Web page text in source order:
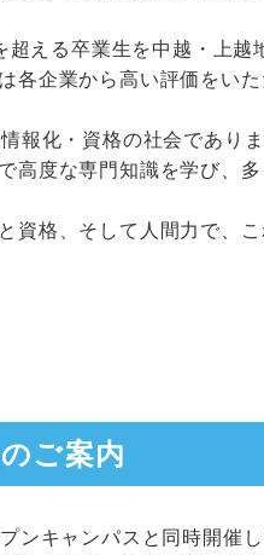
超える卒業生を中越・上越
各企業から高い評価をい
報化・資格の社会であり
高度な専門知識を学び、
資格、そして人間力で、
ご案内
ンキャンパスと同時開催し